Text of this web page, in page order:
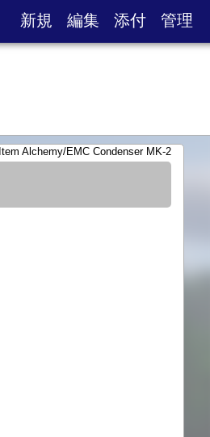
新規 編集 添付 管理
Alchemy/EMC Condenser MK-2